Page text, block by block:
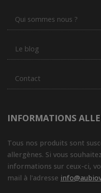
Qui sommes nous ?
Le blog
Contact
INFORMATIONS
Tous nos produits sont
allergènes. Si vous
informations sur ceux-ci,
mail à l'adresse